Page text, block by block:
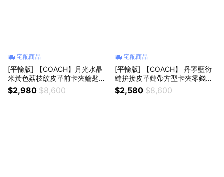
宅配商品
[平輸版] 【COACH】月光水晶
米黃色荔枝紋皮革前卡夾鑰匙零
錢包 真品平輸
$2,980 $8,600
宅配商品
[平輸版] 【COACH】 丹寧藍衍
縫拚接皮革鏈帶方型卡夾零錢包
真品平輸
$2,580 $8,600